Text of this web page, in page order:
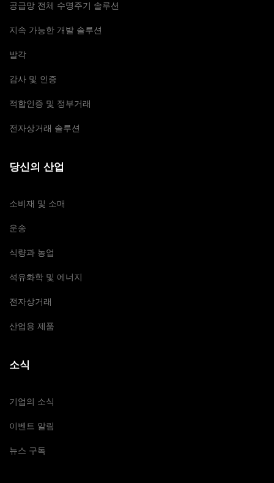
공급망 전체 수명주기 솔루션
지속 가능한 개발 솔루션
발각
감사 및 인증
적합인증 및 정부거래
전자상거래 솔루션
당신의 산업
소비재 및 소매
운송
식량과 농업
석유화학 및 에너지
전자상거래
산업용 제품
소식
기업의 소식
이벤트 알림
뉴스 구독